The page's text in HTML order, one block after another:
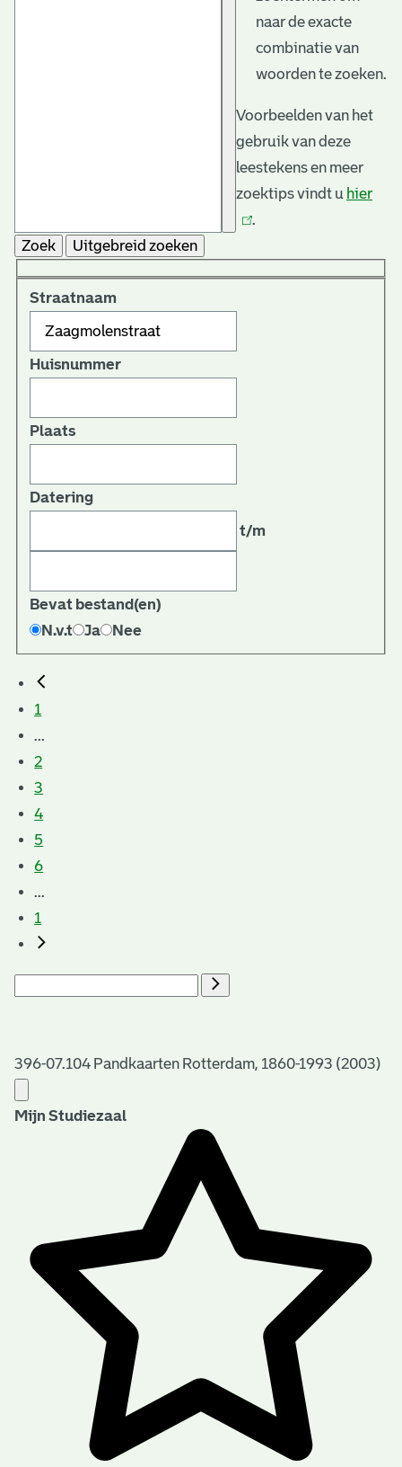
naar de exacte
combinatie van
woorden te zoeken.
Voorbeelden van het
gebruik van deze
leestekens en meer
zoektips vindt u hier
.
Zoek
Uitgebreid zoeken
Straatnaam
Huisnummer
Plaats
Datering
t/m
Bevat bestand(en)
N.v.t
Ja Nee
1
...
2
3
4
5
6
...
1
396-07.104 Pandkaarten Rotterdam, 1860-1993 (2003)
Mijn Studiezaal